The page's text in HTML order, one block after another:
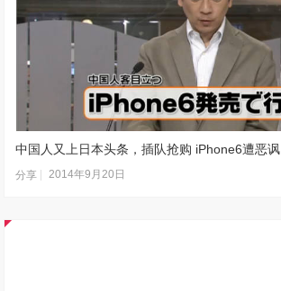
中国人又上日本头条，插队抢购 iPhone6遭恶讽
分享 2014年9月20日